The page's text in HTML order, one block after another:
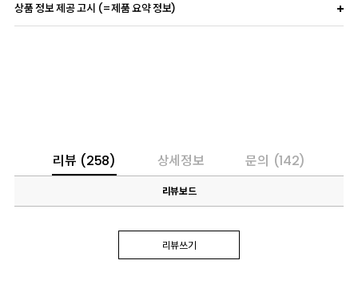
상품 정보 제공 고시 (=제품 요약 정보)
리뷰 (258) 상세정보 문의 (142)
리뷰보드
리뷰쓰기